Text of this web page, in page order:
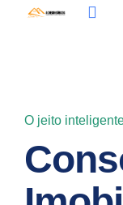
O jeito